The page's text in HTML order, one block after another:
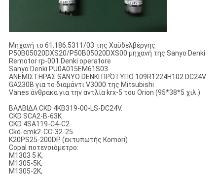
Μηχανή το 61.186.5311/03 της Χαϋδελβέργης
P50B05020DXS20/P50B05020DXS00 μηχανή της Sanyo Denki
Remotor rp-001 Denki operatore
Sanyo Denki PU0A015EM61S03
ΑΝΕΜΙΣΤΗΡΑΣ SANYO DENKI ΠΡΌΤΥΠΟ 109R1224H102 DC24V
GA230B για το διαμάντι V3000 της Mitsubishi
Vanes άνθρακα για την αντλία krx-5 του Orion (95*38*5 χιλ.)
ΒΑΛΒΙΔΑ CKD 4KB319-00-LS-DC24V.
CKD SCA2-Β-63K
CKD 4SA119-C4-C2
Ckd-cmk2-CC-32-25
K20PS25-200DP (εκτυπωτής Komori)
Copal ποτενσιόμετρο:
M1303 5 Κ,
M1305-5K,
M1305-2K,